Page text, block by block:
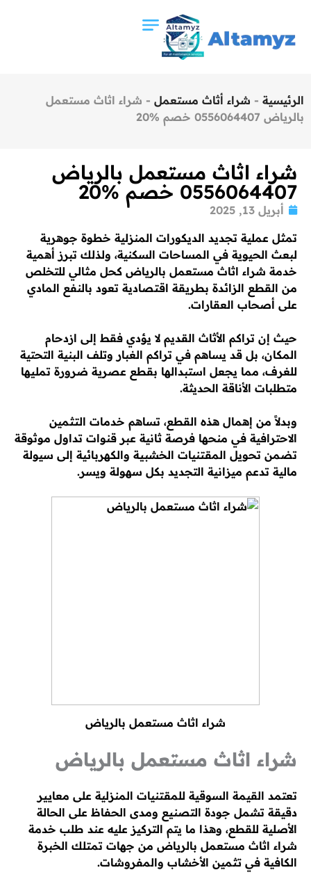
الرئيسية - شراء أثاث مستعمل - شراء اثاث مستعمل
بالرياض 0556064407 خصم %20
شراء اثاث مستعمل بالرياض
0556064407 خصم %20
أبريل 13, 2025
تمثل عملية تجديد الديكورات المنزلية خطوة جوهرية
لبعث الحيوية في المساحات السكنية، ولذلك تبرز أهمية
خدمة شراء اثاث مستعمل بالرياض كحل مثالي للتخلص
من القطع الزائدة بطريقة اقتصادية تعود بالنفع المادي
على أصحاب العقارات.
حيث إن تراكم الأثاث القديم لا يؤدي فقط إلى ازدحام
المكان، بل قد يساهم في تراكم الغبار وتلف البنية التحتية
للغرف، مما يجعل استبدالها بقطع عصرية ضرورة تمليها
متطلبات الأناقة الحديثة.
وبدلاً من إهمال هذه القطع، تساهم خدمات التثمين
الاحترافية في منحها فرصة ثانية عبر قنوات تداول موثوقة
تضمن تحويل المقتنيات الخشبية والكهربائية إلى سيولة
مالية تدعم ميزانية التجديد بكل سهولة ويسر.
شراء اثاث مستعمل بالرياض
شراء اثاث مستعمل بالرياض
تعتمد القيمة السوقية للمقتنيات المنزلية على معايير
دقيقة تشمل جودة التصنيع ومدى الحفاظ على الحالة
الأصلية للقطع، وهذا ما يتم التركيز عليه عند طلب خدمة
شراء اثاث مستعمل بالرياض من جهات تمتلك الخبرة
الكافية في تثمين الأخشاب والمفروشات.